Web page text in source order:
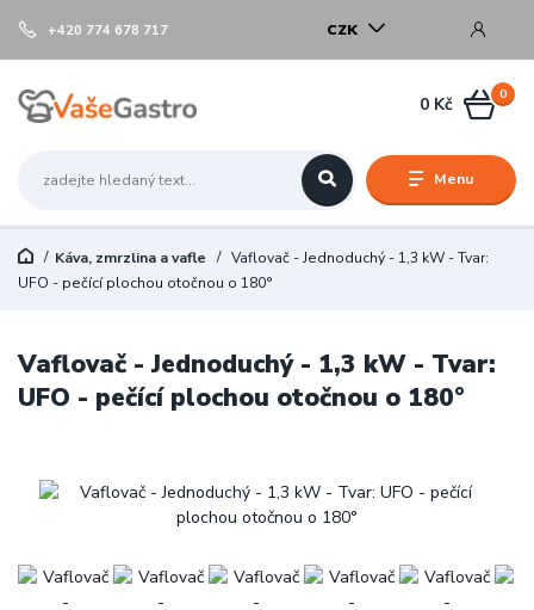
Menu
CZK
+420 774 678 717
0
0 Kč
Káva, zmrzlina a vafle
Vaflovač - Jednoduchý - 1,3 kW - Tvar:
UFO - pečící plochou otočnou o 180°
Vaflovač - Jednoduchý - 1,3 kW - Tvar:
UFO - pečící plochou otočnou o 180°